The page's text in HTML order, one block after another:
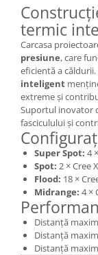
termic
Carcasa
presiune, care
eficientă a
inteligent
extreme și
Suportul inovator
fasciculului și
Super Spot: 4
Spot: 2 × Cree
Flood: 18 ×
Midrange: 4 ×
Distanță
Distanță
Distanță